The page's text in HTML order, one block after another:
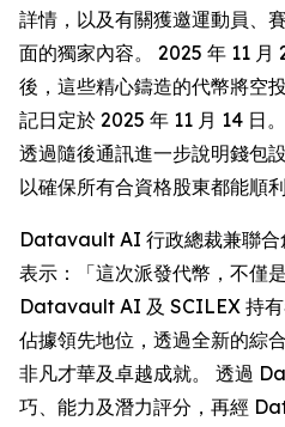
詳情，以及有關獲邀運動員、
面的獨家內容。 2025 年 11 月
後，這些精心鑄造的代幣將空
記日定於 2025 年 11 月 14 日
透過隨後通訊進一步說明錢包
以確保所有合資格股東都能順
Datavault AI 行政總裁兼聯
表示：「這次派發代幣，不僅
Datavault AI 及 SCILEX 持有
佔據領先地位，透過全新的綜
非凡才華及卓越成就。 透過
巧、能力及潛力評分，再經